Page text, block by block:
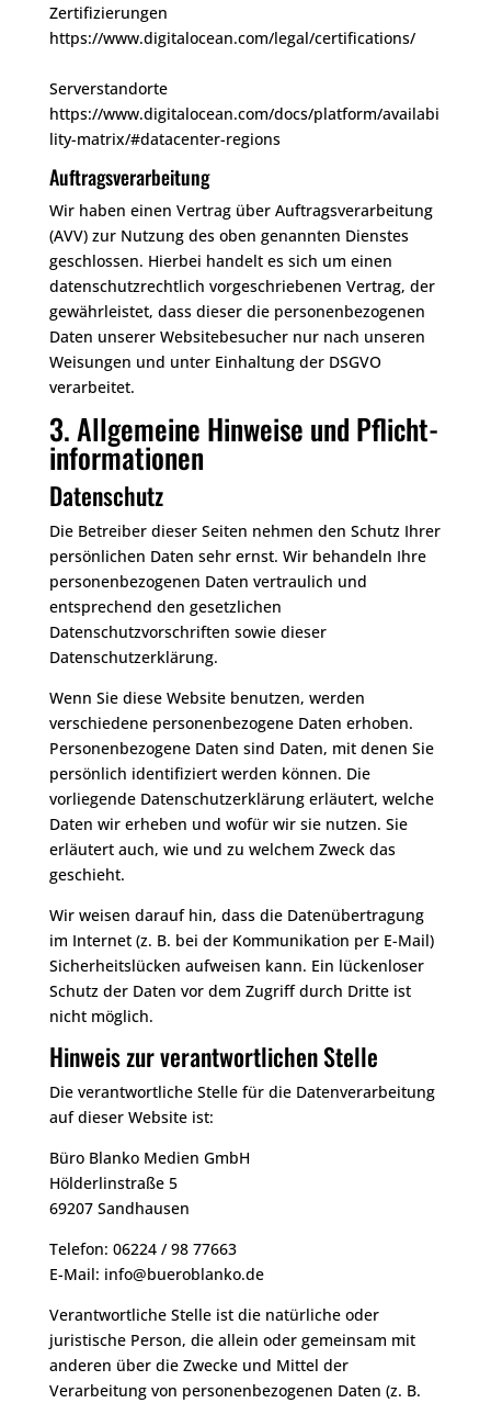
Zertifizierungen
https://www.digitalocean.com/legal/certifications/
Serverstandorte
https://www.digitalocean.com/docs/platform/availabi
lity-matrix/#datacenter-regions
Auftragsverarbeitung
Wir haben einen Vertrag über Auftragsverarbeitung
(AVV) zur Nutzung des oben genannten Dienstes
geschlossen. Hierbei handelt es sich um einen
datenschutzrechtlich vorgeschriebenen Vertrag, der
gewährleistet, dass dieser die personenbezogenen
Daten unserer Websitebesucher nur nach unseren
Weisungen und unter Einhaltung der DSGVO
verarbeitet.
3. Allgemeine Hinweise und Pflicht­
informationen
Datenschutz
Die Betreiber dieser Seiten nehmen den Schutz Ihrer
persönlichen Daten sehr ernst. Wir behandeln Ihre
personenbezogenen Daten vertraulich und
entsprechend den gesetzlichen
Datenschutzvorschriften sowie dieser
Datenschutzerklärung.
Wenn Sie diese Website benutzen, werden
verschiedene personenbezogene Daten erhoben.
Personenbezogene Daten sind Daten, mit denen Sie
persönlich identifiziert werden können. Die
vorliegende Datenschutzerklärung erläutert, welche
Daten wir erheben und wofür wir sie nutzen. Sie
erläutert auch, wie und zu welchem Zweck das
geschieht.
Wir weisen darauf hin, dass die Datenübertragung
im Internet (z. B. bei der Kommunikation per E-Mail)
Sicherheitslücken aufweisen kann. Ein lückenloser
Schutz der Daten vor dem Zugriff durch Dritte ist
nicht möglich.
Hinweis zur verantwortlichen Stelle
Die verantwortliche Stelle für die Datenverarbeitung
auf dieser Website ist:
Büro Blanko Medien GmbH
Hölderlinstraße 5
69207 Sandhausen
Telefon: 06224 / 98 77663
E-Mail: info@bueroblanko.de
Verantwortliche Stelle ist die natürliche oder
juristische Person, die allein oder gemeinsam mit
anderen über die Zwecke und Mittel der
Verarbeitung von personenbezogenen Daten (z. B.